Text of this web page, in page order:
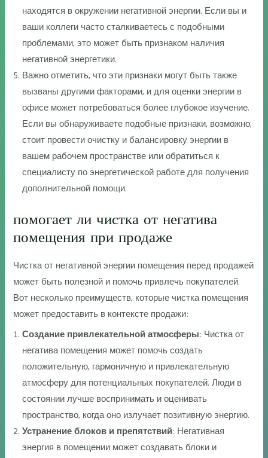
находятся в окружении негативной энергии. Если вы и
ваши коллеги часто сталкиваетесь с подобными
проблемами, это может быть признаком наличия
негативной энергетики.
Важно отметить, что эти признаки могут быть также
вызваны другими факторами, и для оценки энергии в
офисе может потребоваться более глубокое изучение.
Если вы обнаруживаете подобные признаки, возможно,
стоит провести очистку и балансировку энергии в
вашем рабочем пространстве или обратиться к
специалисту по энергетической работе для получения
дополнительной помощи.
помогает ли чистка от негатива
помещения при продаже
Чистка от негативной энергии помещения перед продажей
может быть полезной и помочь привлечь покупателей.
Вот несколько преимуществ, которые чистка помещения
может предоставить в контексте продажи:
Создание привлекательной атмосферы: Чистка от
негатива помещения может помочь создать
положительную, гармоничную и привлекательную
атмосферу для потенциальных покупателей. Люди в
состоянии лучше воспринимать и оценивать
пространство, когда оно излучает позитивную энергию.
Устранение блоков и препятствий: Негативная
энергия в помещении может создавать блоки и